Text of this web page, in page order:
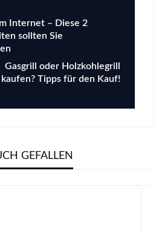
Internet – Diese 2
sollten Sie
Gasgrill oder Holzkohlegrill
kaufen? Tipps für den Kauf!
GEFALLEN